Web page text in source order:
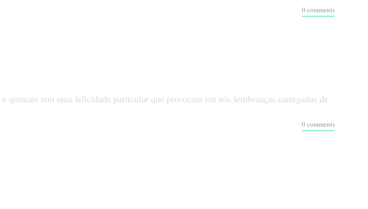
0 comments
tem uma felicidade particular que provocam em nós lembranças carregadas de
0 comments